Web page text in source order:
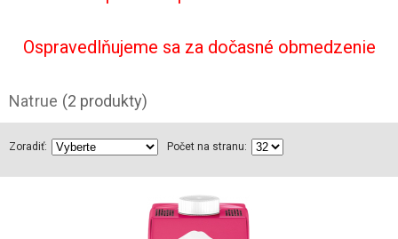
Ospravedlňujeme sa za dočasné obmedzenie
Natrue (2 produkty)
Zoradiť: Počet na stranu: